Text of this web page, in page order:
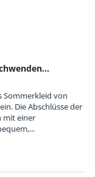
Sommerkleid von
Die Abschlüsse der
mit einer